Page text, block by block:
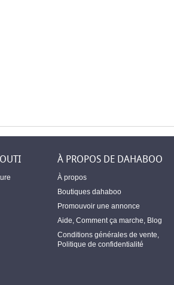
À PROPOS DE DAHABOO
À propos
Boutiques dahaboo
Promouvoir une annonce
Aide Comment ça marche Blog
Conditions générales de vente
Politique de confidentialité